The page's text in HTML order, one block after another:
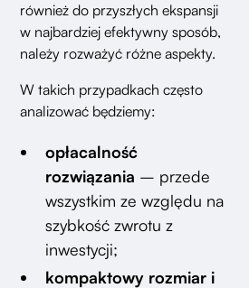
również do przyszłych ekspansji
w najbardziej efektywny sposób,
należy rozważyć różne aspekty.
W takich przypadkach często
analizować będziemy:
opłacalność
rozwiązania – przede
wszystkim ze względu na
szybkość zwrotu z
inwestycji;
kompaktowy rozmiar i